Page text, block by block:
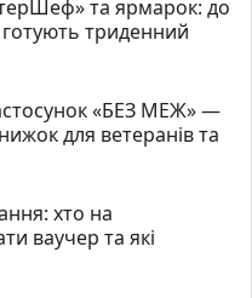
та ярмарок: до
триденний
«БЕЗ МЕЖ» —
для ветеранів та
хто на
ваучер та які